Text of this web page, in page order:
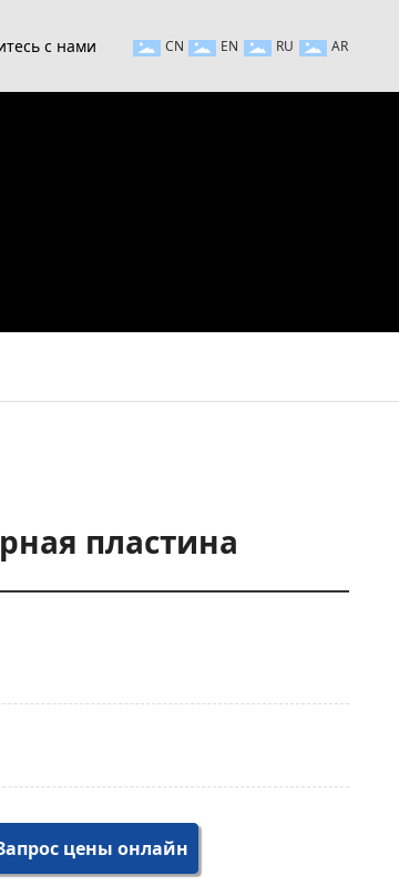
с нами CN EN RU AR
пластина
цены онлайн